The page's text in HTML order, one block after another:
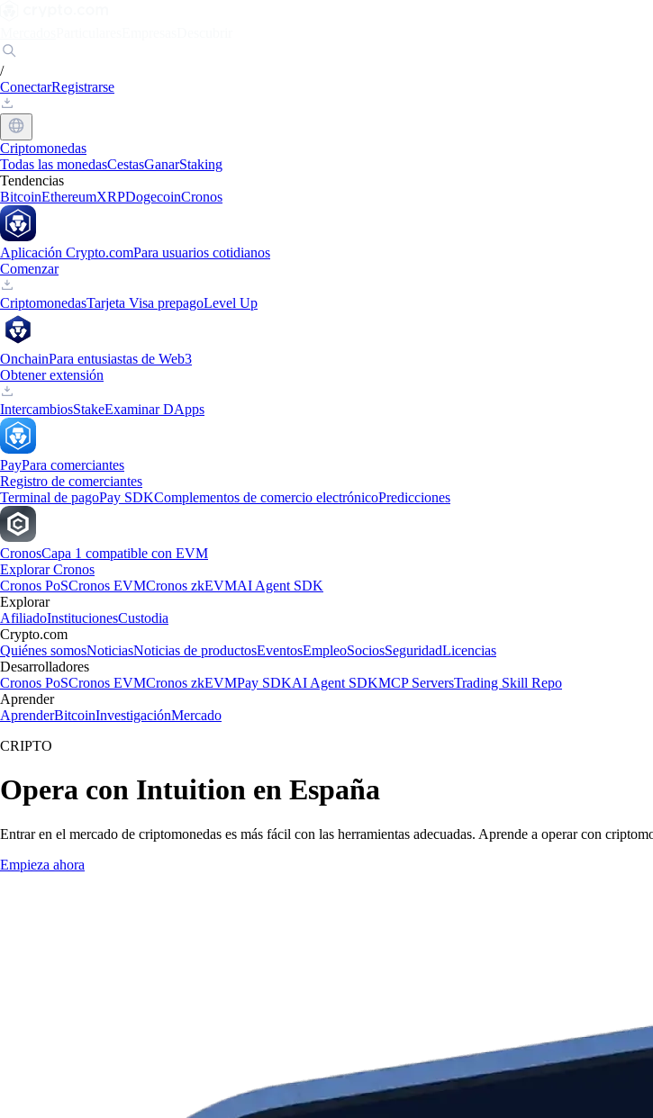
/
ConectarRegistrarse
Criptomonedas
Todas las monedasCestasGanarStaking
Tendencias
BitcoinEthereumXRPDogecoinCronos
Aplicación Crypto.comPara usuarios cotidianos
Comenzar
CriptomonedasTarjeta Visa prepagoLevel Up
OnchainPara entusiastas de Web3
Obtener extensión
IntercambiosStakeExaminar DApps
PayPara comerciantes
Registro de comerciantes
Terminal de pagoPay SDKComplementos de comercio electrónicoPredicciones
CronosCapa 1 compatible con EVM
Explorar Cronos
Cronos PoSCronos EVMCronos zkEVMAI Agent SDK
Explorar
AfiliadoInstitucionesCustodia
Crypto.com
Quiénes somosNoticiasNoticias de productosEventosEmpleoSociosSeguridadLicencias
Desarrolladores
Cronos PoSCronos EVMCronos zkEVMPay SDKAI Agent SDKMCP ServersTrading Skill Repo
Aprender
AprenderBitcoinInvestigaciónMercado
CRIPTO
Opera con Intuition en España
Entrar en el mercado de criptomonedas es más fácil con las herramientas adecuadas. Aprende a operar con
Empieza ahora